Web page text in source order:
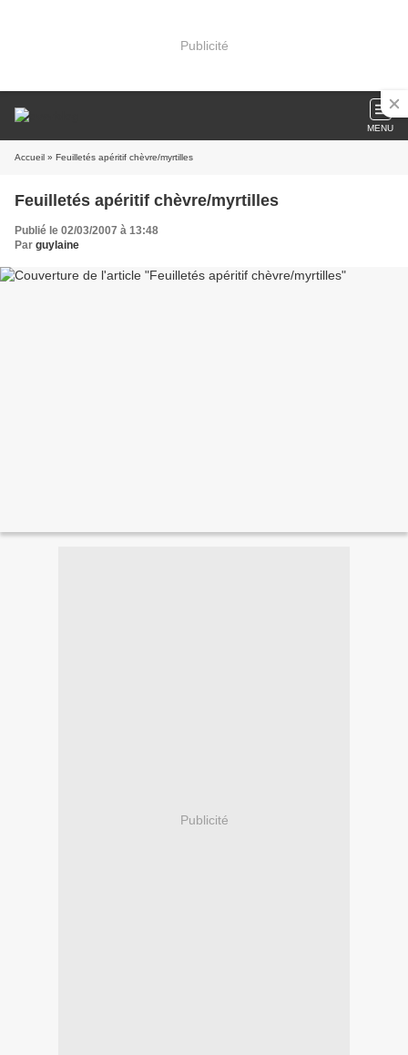
Publicité
MENU
Accueil » Feuilletés apéritif chèvre/myrtilles
Feuilletés apéritif chèvre/myrtilles
Publié le 02/03/2007 à 13:48
Par guylaine
Publicité